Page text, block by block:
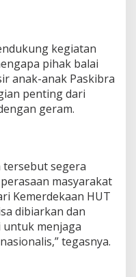
kegiatan
pihak balai
anak-anak Paskibra
penting dari
geram.
tersebut segera
masyarakat
Kemerdekaan HUT
dibiarkan dan
untuk menjaga
tegasnya.